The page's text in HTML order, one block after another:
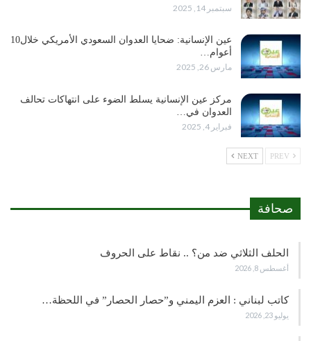
سبتمبر 14, 2025
عين الإنسانية: ضحايا العدوان السعودي الأمريكي خلال10
أعوام…
مارس 26, 2025
مركز عين الإنسانية يسلط الضوء على انتهاكات تحالف
العدوان في…
فبراير 4, 2025
NEXT
صحافة
الحلف الثلاثي ضد من؟ .. نقاط على الحروف
أغسطس 8, 2026
كاتب لبناني : العزم اليمني و”حصار الحصار” في اللحظة…
يوليو 23, 2026